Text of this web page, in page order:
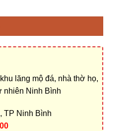
lăng mộ đá, nhà thờ họ,
nhiên Ninh Bình
TP Ninh Bình